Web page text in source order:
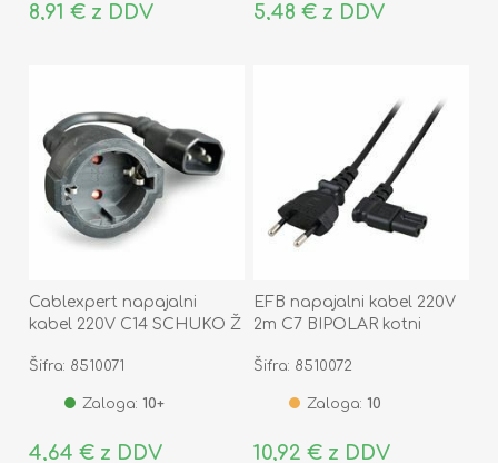
8,91 € z DDV 5,48 € z DDV
Cablexpert napajalni
kabel 220V C14 SCHUKO Ž
SFC14M
Šifra: 8510071
Zaloga: 10+
4,64 € z DDV
EFB napajalni kabel 220V
2m C7 BIPOLAR kotni
Šifra: 8510072
Zaloga: 10
10,92 € z DDV